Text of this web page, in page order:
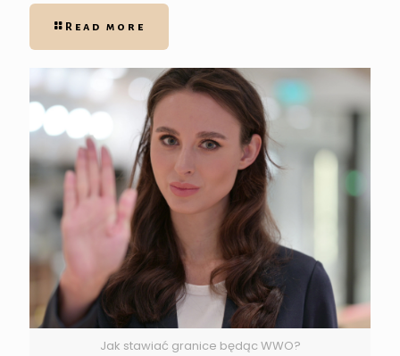
Read more
Jak stawiać granice będąc WWO?